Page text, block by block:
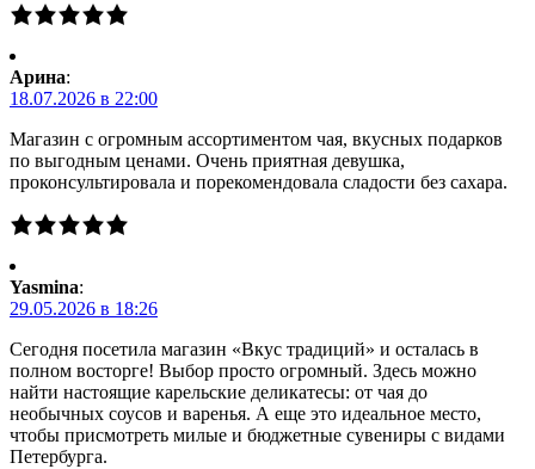
Арина:
18.07.2026 в 22:00
Магазин с огромным ассортиментом чая, вкусных подарков
по выгодным ценами. Очень приятная девушка,
проконсультировала и порекомендовала сладости без сахара.
Yasmina:
29.05.2026 в 18:26
Сегодня посетила магазин «Вкус традиций» и осталась в
полном восторге! Выбор просто огромный. Здесь можно
найти настоящие карельские деликатесы: от чая до
необычных соусов и варенья. А еще это идеальное место,
чтобы присмотреть милые и бюджетные сувениры с видами
Петербурга.